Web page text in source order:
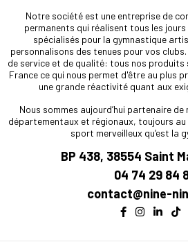
Notre société est une entreprise de
permanents qui réalisent tous les
spécialisés pour la gymnastique
personnalisons des tenues pour vos
de service et de qualité: tous nos
France ce qui nous permet d'être au plus
une grande réactivité quant aux
Nous sommes aujourd’hui partenaire
départementaux et régionaux, toujours
sport merveilleux qu’est la
BP 438, 38554 Saint
04 74 29 84
contact@nine-